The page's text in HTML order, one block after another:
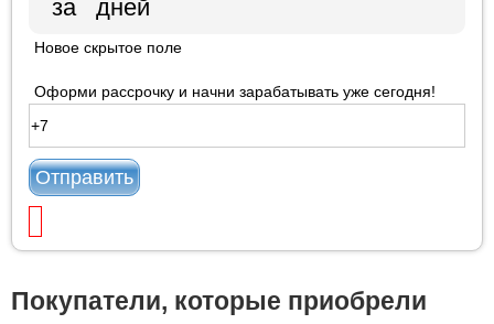
Новое скрытое поле
Оформи рассрочку и начни зарабатывать уже сегодня!
Отправить
Покупатели, которые приобрели